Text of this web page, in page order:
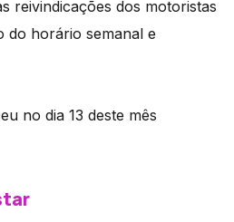
reivindicações dos motoristas
do horário semanal e
no dia 13 deste mês